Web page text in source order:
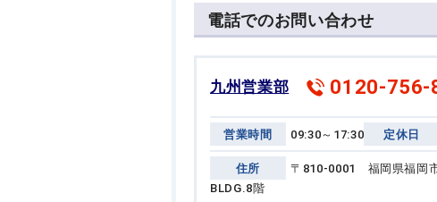
電話でのお問い合わせ
九州営業部 0120-756-
営業時間 09:30～17:30 定休日
住所 〒810-0001 福岡県福岡
BLDG.8階